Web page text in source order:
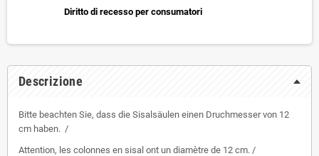
Diritto di recesso per consumatori
Descrizione
Bitte beachten Sie, dass die Sisalsäulen einen Druchmesser von 12
cm haben. /
Attention, les colonnes en sisal ont un diamètre de 12 cm. /